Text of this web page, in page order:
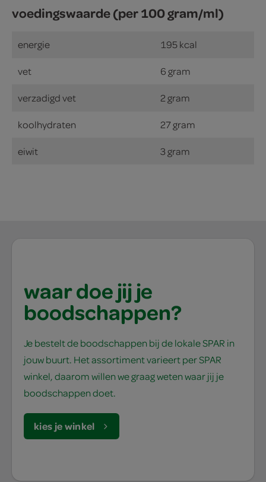
voedingswaarde (per 100 gram/ml)
energie 195 kcal
vet 6 gram
verzadigd vet 2 gram
koolhydraten 27 gram
eiwit 3 gram
waar doe jij je
boodschappen?
Je bestelt de boodschappen bij de lokale SPAR in
jouw buurt. Het assortiment varieert per SPAR
winkel, daarom willen we graag weten waar jij je
boodschappen doet.
kies je winkel